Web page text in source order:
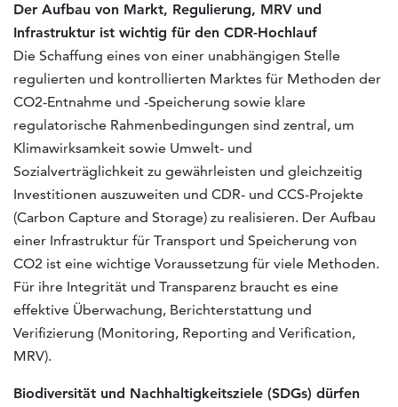
Der Aufbau von Markt, Regulierung, MRV und
Infrastruktur ist wichtig für den CDR-Hochlauf
Die Schaffung eines von einer unabhängigen Stelle
regulierten und kontrollierten Marktes für Methoden der
CO2-Entnahme und -Speicherung sowie klare
regulatorische Rahmenbedingungen sind zentral, um
Klimawirksamkeit sowie Umwelt- und
Sozialverträglichkeit zu gewährleisten und gleichzeitig
Investitionen auszuweiten und CDR- und CCS-Projekte
(Carbon Capture and Storage) zu realisieren. Der Aufbau
einer Infrastruktur für Transport und Speicherung von
CO2 ist eine wichtige Voraussetzung für viele Methoden.
Für ihre Integrität und Transparenz braucht es eine
effektive Überwachung, Berichterstattung und
Verifizierung (Monitoring, Reporting and Verification,
MRV).
Biodiversität und Nachhaltigkeitsziele (SDGs) dürfen